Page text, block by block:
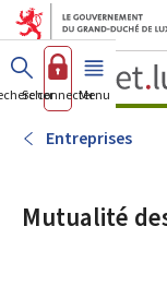
Se connecterMenu principal
Entreprises
Mutualité